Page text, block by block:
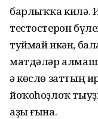
барлыҡҡа килә.
тестос­терон
туймай икән,
матдәләр
ә көслө заттың
йоҡоһоҙлоҡ
аҙы ғына.